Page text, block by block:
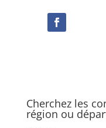
Cherchez les
région ou